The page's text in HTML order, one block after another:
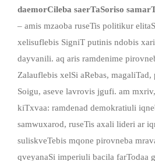
daemorCileba saerTaSoriso
– amis mzaoba ruseTis politikur
xelisuflebis SigniT putinis ndobis
dayvanili. aq aris ramdenime
Zalauflebis xelSi aRebas,
Soigu, aseve lavrovis jgufi. am
kiTxvaa: ramdenad demokratiuli
samwuxarod, ruseTis axali lideri ar
suliskveTebis mqone pirovneba
qveyanaSi imperiuli bacila farTodaa